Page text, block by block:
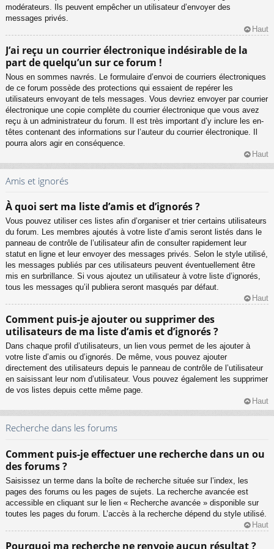
modérateurs. Ils peuvent empêcher un utilisateur d’envoyer des
messages privés.
Haut
J’ai reçu un courrier électronique indésirable de la
part de quelqu’un sur ce forum !
Nous en sommes navrés. Le formulaire d’envoi de courriers électroniques
de ce forum possède des protections qui essaient de repérer les
utilisateurs envoyant de tels messages. Vous devriez envoyer par courrier
électronique une copie complète du courrier électronique que vous avez
reçu à un administrateur du forum. Il est très important d’y inclure les en-
têtes contenant des informations sur l’auteur du courrier électronique. Il
pourra alors agir en conséquence.
Haut
Amis et ignorés
À quoi sert ma liste d’amis et d’ignorés ?
Vous pouvez utiliser ces listes afin d’organiser et trier certains utilisateurs
du forum. Les membres ajoutés à votre liste d’amis seront listés dans le
panneau de contrôle de l’utilisateur afin de consulter rapidement leur
statut en ligne et leur envoyer des messages privés. Selon le style utilisé,
les messages publiés par ces utilisateurs peuvent éventuellement être
mis en surbrillance. Si vous ajoutez un utilisateur à votre liste d’ignorés,
tous les messages qu’il publiera seront masqués par défaut.
Haut
Comment puis-je ajouter ou supprimer des
utilisateurs de ma liste d’amis et d’ignorés ?
Dans chaque profil d’utilisateurs, un lien vous permet de les ajouter à
votre liste d’amis ou d’ignorés. De même, vous pouvez ajouter
directement des utilisateurs depuis le panneau de contrôle de l’utilisateur
en saisissant leur nom d’utilisateur. Vous pouvez également les supprimer
de vos listes depuis cette même page.
Haut
Recherche dans les forums
Comment puis-je effectuer une recherche dans un ou
des forums ?
Saisissez un terme dans la boîte de recherche située sur l’index, les
pages des forums ou les pages de sujets. La recherche avancée est
accessible en cliquant sur le lien « Recherche avancée » disponible sur
toutes les pages du forum. L’accès à la recherche dépend du style utilisé.
Haut
Pourquoi ma recherche ne renvoie aucun résultat ?